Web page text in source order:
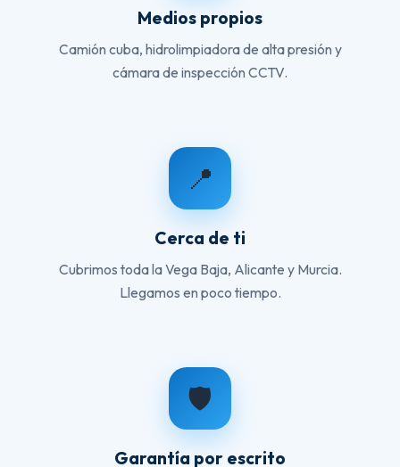
Medios propios
Camión cuba, hidrolimpiadora de alta presión y
cámara de inspección CCTV.
📍
Cerca de ti
Cubrimos toda la Vega Baja, Alicante y Murcia.
Llegamos en poco tiempo.
🛡️
Garantía por escrito